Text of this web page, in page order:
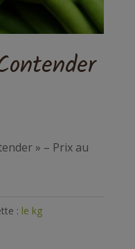
» – Prix au
: le kg